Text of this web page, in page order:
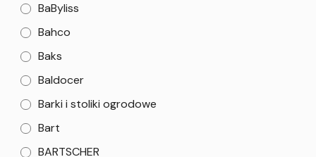
BaByliss
Bahco
Baks
Baldocer
Barki i stoliki ogrodowe
Bart
BARTSCHER